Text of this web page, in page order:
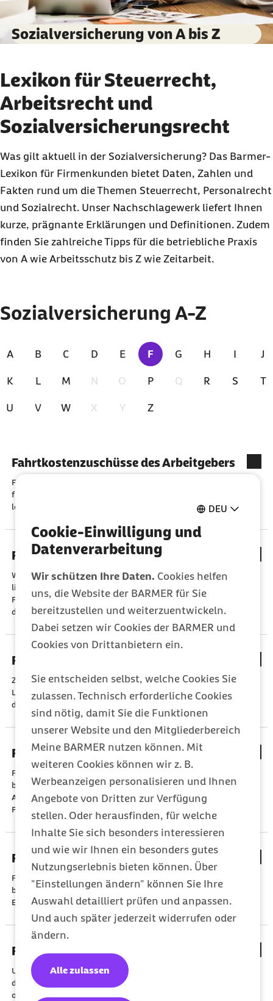
DEU
Cookie-Einwilligung und
Datenverarbeitung
Wir schützen Ihre Daten. Cookies helfen
uns, die Website der BARMER für Sie
bereitzustellen und weiterzuentwickeln.
Dabei setzen wir Cookies der BARMER und
Cookies von Drittanbietern ein.
Sie entscheiden selbst, welche Cookies Sie
zulassen. Technisch erforderliche Cookies
sind nötig, damit Sie die Funktionen
unserer Website und den Mitgliederbereich
Meine BARMER nutzen können. Mit
weiteren Cookies können wir z. B.
Werbeanzeigen personalisieren und Ihnen
Angebote von Dritten zur Verfügung
stellen. Oder herausfinden, für welche
Inhalte Sie sich besonders interessieren
und wie wir Ihnen ein besonders gutes
Nutzungserlebnis bieten können. Über
"Einstellungen ändern" können Sie Ihre
Auswahl detailliert prüfen und anpassen.
Und auch später jederzeit widerrufen oder
ändern.
Alle zulassen
Sozialversicherung von A bis Z
Lexikon für Steuerrecht,
Arbeitsrecht und
Sozialversicherungsrecht
Was gilt aktuell in der Sozialversicherung? Das Barmer-
Lexikon für Firmenkunden bietet Daten, Zahlen und
Fakten rund um die Themen Steuerrecht, Personalrecht
und Sozialrecht. Unser Nachschlagewerk liefert Ihnen
kurze, prägnante Erklärungen und Definitionen. Zudem
finden Sie zahlreiche Tipps für die betriebliche Praxis
von A wie Arbeitsschutz bis Z wie Zeitarbeit.
Sozialversicherung A-Z
A B C D E
F
Zur Zeit ausgewählt
G H I J
K L M N O P Q R S T
U V W X Y Z
Fahrtkostenzuschüsse des Arbeitgebers
Fahrtkostenzuschüsse, die der Arbeitgeber dem Arbeitnehmer
für die Fahrten zur ersten Tätigkeitsstätte leistet, sind
lohnsteuerpflichtig.
Firmen-PKW/Firmen-E-Bike
Wird Arbeitnehmern vom Arbeitsgeber ein Kfz überlassen, so
liegt steuerpflichtiger Arbeitslohn vor, wenn es der
Firmenwagenbzw.auch für private Fahrten genutzt werden
darf.
Flexi-Rente: Flexibler Eintritt in die Rente
Ziele der Flexi-Rente sind eine Verlängerung der individuellen
Lebensarbeitzeit der Beschäftigten und eine Flexibilisierung
des Übergangs vom Erwerbsleben in den Ruhestand.
Freibetrag im ELStAM-Verfahren
Freibeträge können im ELStAM-Verfahren beim Finanzamt
beantragt werden, wenn der Arbeitnehmer bestimmte
Aufwendungen zu tragen hat oder wenn ihm steuerliche
Pauschbeträge zustehen.
Freibeträge im Einkommensteuergesetz
Freibeträge im Sinne des EStG sind steuerfrei. Dazu zählen
beispielsweise Kinderfreibeträge, Ausbildungsfreibeträge oder
Entlastungsbeträge für Alleinerziehende.
Freiwillige Krankenversicherung
Unter der freiwilligen Krankenversicherung wird verstanden,
dass nach dem Ende einer gesetzlichen Krankenversicherung
oder einer Familienversicherung eine freiwillige